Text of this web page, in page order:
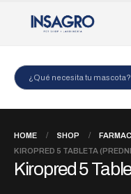
HOME SHOP
KIROPRED 5 TABLETA
Kiropred 5